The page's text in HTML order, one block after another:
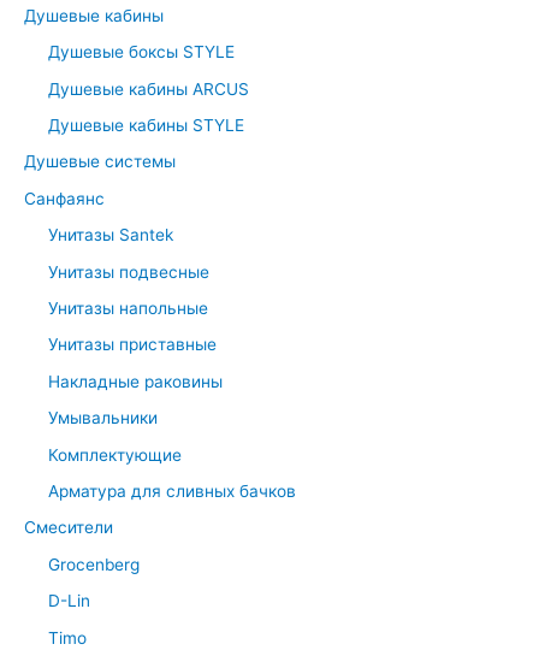
:Душевые кабины
Душевые боксы STYLE
Душевые кабины ARCUS
Душевые кабины STYLE
Душевые системы
Санфаянс
Унитазы Santek
Унитазы подвесные
Унитазы напольные
Унитазы приставные
Накладные раковины
Умывальники
Комплектующие
Арматура для сливных бачков
Смесители
Grocenberg
D-Lin
Timo